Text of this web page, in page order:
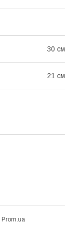
30 см
21 см
Prom.ua